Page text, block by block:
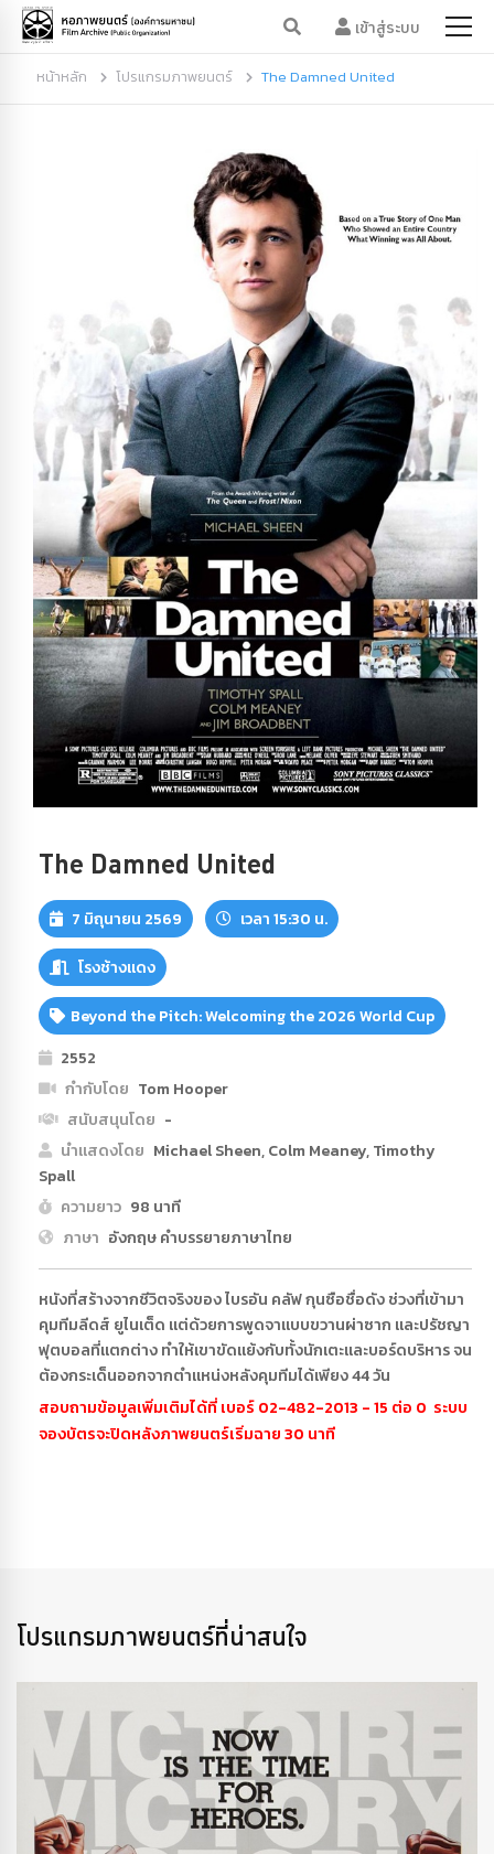
เข้าสู่ระบบ
หน้าหลัก โปรแกรมภาพยนตร์ The Damned United
The Damned United
7 มิถุนายน 2569 เวลา 15:30 น.
โรงช้างแดง
Beyond the Pitch: Welcoming the 2026 World Cup
2552
กำกับโดย Tom Hooper
สนับสนุนโดย -
นำแสดงโดย Michael Sheen, Colm Meaney, Timothy
Spall
ความยาว 98 นาที
ภาษา อังกฤษ คำบรรยายภาษาไทย
หนังที่สร้างจากชีวิตจริงของ ไบรอัน คลัฟ กุนซือชื่อดัง ช่วงที่เข้ามา
คุมทีมลีดส์ ยูไนเต็ด แต่ด้วยการพูดจาแบบขวานผ่าซาก และปรัชญา
ฟุตบอลที่แตกต่าง ทำให้เขาขัดแย้งกับทั้งนักเตะและบอร์ดบริหาร จน
ต้องกระเด็นออกจากตำแหน่งหลังคุมทีมได้เพียง 44 วัน
สอบถามข้อมูลเพิ่มเติมได้ที่ เบอร์ 02-482-2013 - 15 ต่อ 0 ระบบ
จองบัตรจะปิดหลังภาพยนตร์เริ่มฉาย 30 นาที
โปรแกรมภาพยนตร์ที่น่าสนใจ